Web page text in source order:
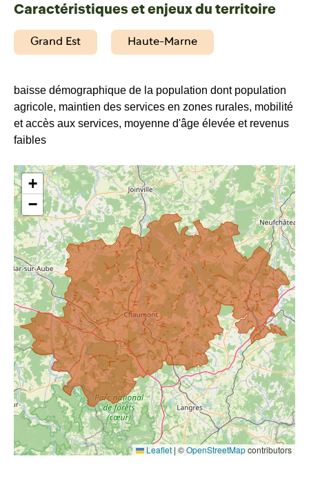
Caractéristiques et enjeux du territoire
Grand Est Haute-Marne
baisse démographique de la population dont population
agricole, maintien des services en zones rurales, mobilité
et accès aux services, moyenne d'âge élevée et revenus
faibles
+
−
Leaflet | ©OpenStreetMapcontributors